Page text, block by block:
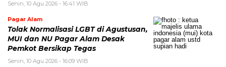
Senin, 10 Agu 2026 - 16:41 WIB
Pagar Alam
Tolak Normalisasi LGBT di Agustusan,
MUI dan NU Pagar Alam Desak
Pemkot Bersikap Tegas
Senin, 10 Agu 2026 - 16:09 WIB